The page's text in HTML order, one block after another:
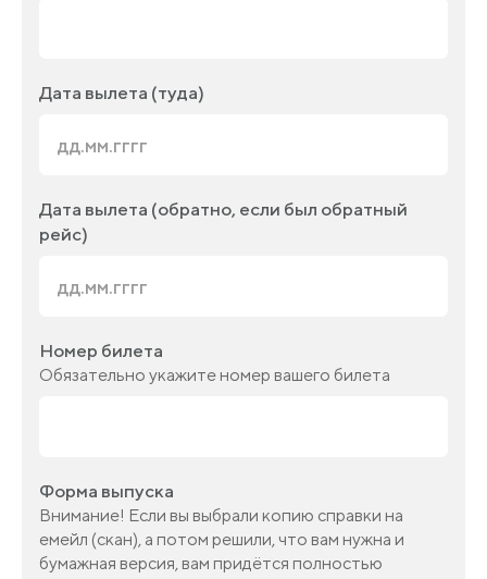
Дата вылета (туда)
Дата вылета (обратно, если был обратный
рейс)
Номер билета
Обязательно укажите номер вашего билета
Форма выпуска
Внимание! Если вы выбрали копию справки на
емейл (скан), а потом решили, что вам нужна и
бумажная версия, вам придётся полностью